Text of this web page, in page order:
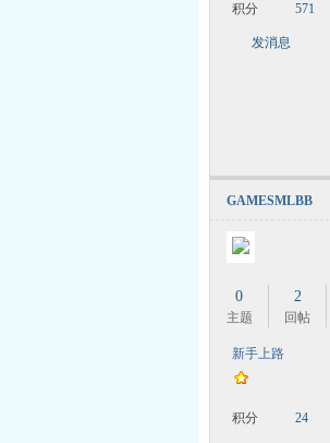
积分 571
发消息
GAMESMLBB
0
主题
2
回帖
新手上路
积分 24